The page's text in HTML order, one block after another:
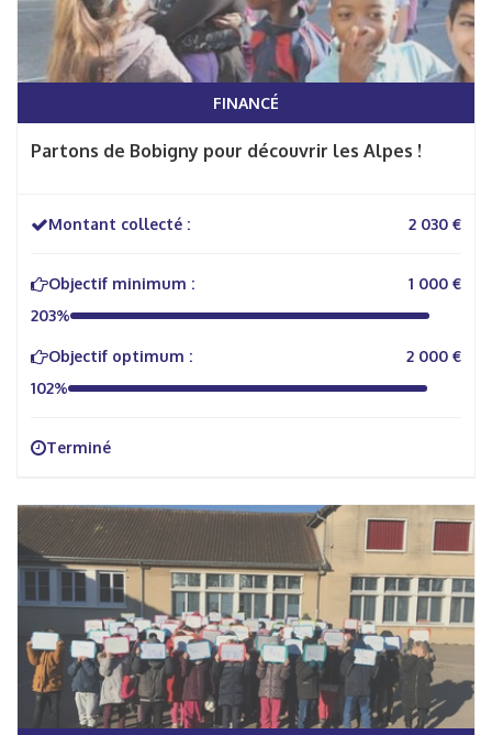
FINANCÉ
Partons de Bobigny pour découvrir les Alpes !
Montant collecté : 2 030 €
Objectif minimum :
1 000 €
203%
Objectif optimum :
2 000 €
102%
Terminé